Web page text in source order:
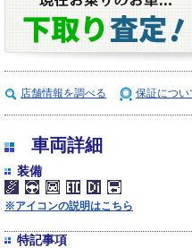
店舗情報を調べる 保証につい
車両詳細
装備
※アイコンの説明はこちら
特記事項